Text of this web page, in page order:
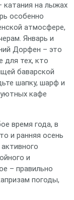
катания на лыжах
особенно
атмосфере,
Январь и
Дорфен – это
для тех, кто
баварской
шапку, шарф и
уютных кафе
время года, в
и ранняя осень
и
– правильно
погоды,